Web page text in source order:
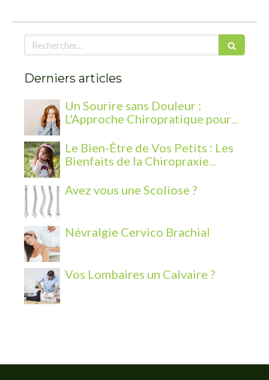
Rechercher
Derniers articles
Un Sourire sans Douleur :
L'Approche Chiropratique pour
Le Bien-Être de Vos Petits : Les
Bienfaits de la Chiropraxie
Avez vous une Scoliose ?
Névralgie Cervico Brachial
Vos Lombaires un Calvaire ?